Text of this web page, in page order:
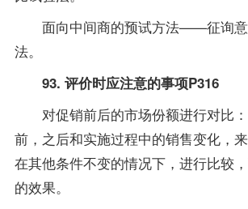
面向中间商的预试方法——征询意
法。
93. 评价时应注意的事项P316
对促销前后的市场份额进行对比：
前，之后和实施过程中的销售变化，
在其他条件不变的情况下，进行比较
的效果。